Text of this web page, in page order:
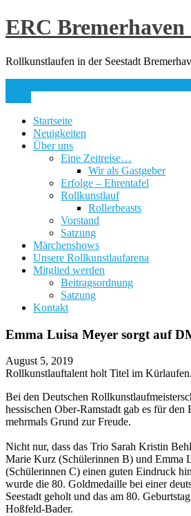
Skip
to
ERC Bremerhaven
Rollkunstlaufen in der Seestadt
Startseite
Neuigkeiten
Über uns
Eine Zeitreise…
Wir als Gastgeber
Erfolge – Ehrentafel
Rollkunstlauf
Rollerbeasts
Vorstand
Satzung
Märchenshows
Unsere Rollkunstlaufarena
Mitglied werden
Beitragsordnung
Satzung
Kontakt
Emma Luisa Meyer sorgt auf
August 5, 2019
Rollkunstlauftalent holt Titel im Kürlaufen.
Bei den Deutschen
hessischen Ober-Ramstadt gab es für
mehrmals Grund zur Freude.
Nicht nur, dass das Trio Sarah Kristin
Marie Kurz (Schülerinnen B) und Emma
(Schülerinnen C) einen guten Eindruck
wurde die 80. Goldmedaille bei einer
Seestadt geholt und das am 80.
Hoßfeld-Bader.